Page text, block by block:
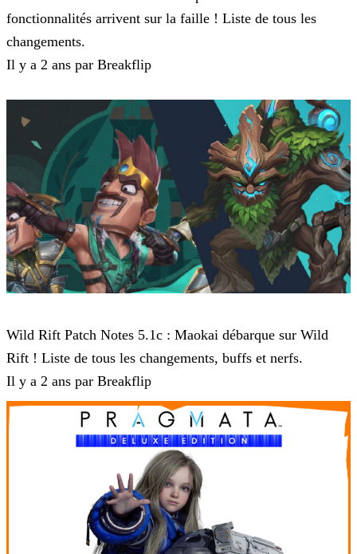
fonctionnalités arrivent sur la faille ! Liste de tous les
changements.
Il y a 2 ans par Breakflip
Wild Rift Patch Notes 5.1c : Maokai débarque sur Wild
Rift ! Liste de tous les changements, buffs et nerfs.
Il y a 2 ans par Breakflip